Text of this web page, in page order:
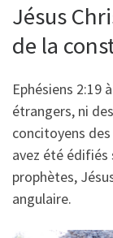
Jésus
de la
Ephésiens 2:19
étrangers, ni
concitoyens
avez été
prophètes,
angulaire.